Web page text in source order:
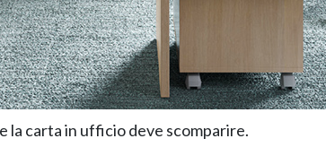
la carta in ufficio deve scomparire.